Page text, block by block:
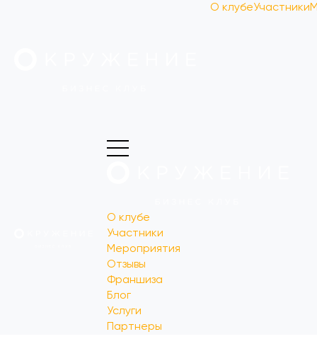
О клубеУчастники
О клубе
Участники
Мероприятия
Отзывы
Франшиза
Блог
Услуги
Партнеры